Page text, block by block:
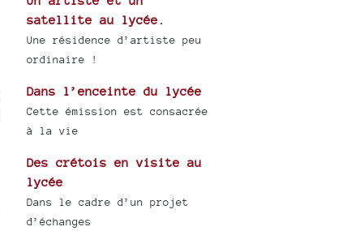
satellite au lycée.
Une résidence d’artiste peu
ordinaire !
Dans l’enceinte du lycée
Cette émission est consacrée
à la vie
Des crétois en visite au
lycée
Dans le cadre d’un projet
d’échanges